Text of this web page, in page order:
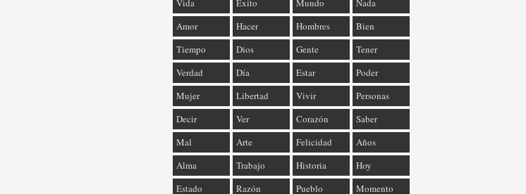
Vida Éxito Mundo
Nada
Amor
Hacer Hombres
Bien
Tiempo
Dios Gente
Tener
Verdad
Día Estar
Poder
Mujer
Libertad Vivir
Personas
Decir
Ver Corazón
Saber
Mal
Arte Felicidad
Años
Alma
Trabajo Historia
Hoy
Estado
Razón Pueblo Momento